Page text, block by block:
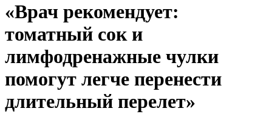
«Врач рекомендует:
томатный сок и
лимфодренажные чулки
помогут легче перенести
длительный перелет»